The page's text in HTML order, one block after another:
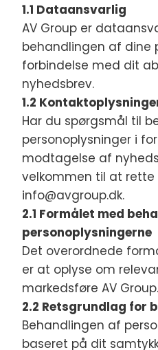
1.1 Dataansvarlig
AV Group er
behandlingen af dine
forbindelse med dit
nyhedsbrev.
1.2
Har du spørgsmål til
personoplysninger i
modtagelse af
velkommen til at rette
info@avgroup.dk.
2.1 Formålet med
personoplysningerne
Det overordnede
er at oplyse om
markedsføre AV Group.
2.2 Retsgrundlag for
Behandlingen af
baseret på dit